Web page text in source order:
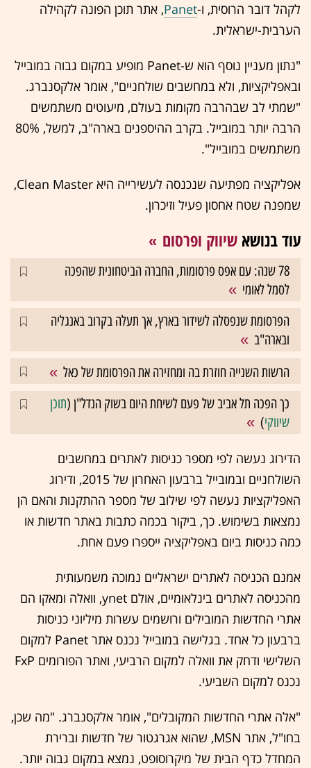
לקהל דובר הרוסית, ו-Panet, אתר תוכן הפונה לקהילה
הערבית-ישראלית.
"נתון מעניין נוסף הוא ש-Panet מופיע במקום גבוה במובייל
ובאפליקציות, ולא במחשבים שולחניים", אומר אלקסנברג.
"שמתי לב שבהרבה מקומות בעולם, מיעוטים משתמשים
הרבה יותר במובייל. בקרב ההיספנים בארה"ב, למשל, 80%
משתמשים במובייל".
אפליקציה מפתיעה שנכנסה לעשירייה היא Clean Master,
שמפנה שטח אחסון פעיל וזיכרון.
עוד בנושא שיווק ופרסום
78 שנה: עם אפס פרסומות, החברה הביטחונית שהפכה
לסמל לאומי
הפרסומת שנפסלה לשידור בארץ, אך תעלה בקרוב באנגליה
ובארה"ב
הרשות השנייה חוזרת בה ומחזירה את הפרסומת של כאל
כך הפכה תל אביב של פעם לשיחת היום בשוק הנדל"ן (תוכן
שיווקי)
הדירוג נעשה לפי מספר כניסות לאתרים במחשבים
השולחניים ובמובייל ברבעון האחרון של 2015, ודירוג
האפליקציות נעשה לפי שילוב של מספר ההתקנות והאם הן
נמצאות בשימוש. כך, ביקור בכמה כתבות באתר חדשות או
כמה כניסות ביום באפליקציה ייספרו פעם אחת.
אמנם הכניסה לאתרים ישראליים נמוכה משמעותית
מהכניסה לאתרים בינלאומיים, אולם ynet, וואלה ומאקו הם
אתרי החדשות המובילים ורושמים עשרות מיליוני כניסות
ברבעון כל אחד. בגלישה במובייל נכנס אתר Panet למקום
השלישי ודחק את וואלה למקום הרביעי, ואתר הפורומים FxP
נכנס למקום השביעי.
"אלה אתרי החדשות המקובלים", אומר אלקסנברג. "מה שכן,
בחו"ל, אתר MSN, שהוא אגרגטור של חדשות וברירת
המחדל כדף הבית של מיקרוסופט, נמצא במקום גבוה יותר.